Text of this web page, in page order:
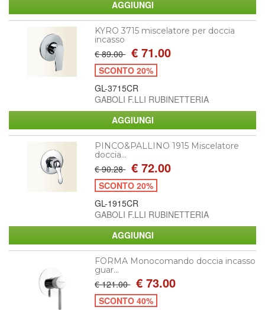
KYRO 3715 miscelatore per doccia
incasso
€ 89.00 € 71.00
SCONTO 20%
GL-3715CR
GABOLI F.LLI RUBINETTERIA
PINCO&PALLINO 1915 Miscelatore
doccia...
€ 90.28 € 72.00
SCONTO 20%
GL-1915CR
GABOLI F.LLI RUBINETTERIA
FORMA Monocomando doccia incasso
guar...
€ 121.00 € 73.00
SCONTO 40%